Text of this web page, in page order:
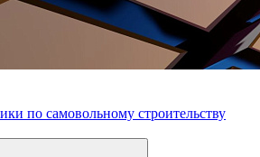
по самовольному строительству